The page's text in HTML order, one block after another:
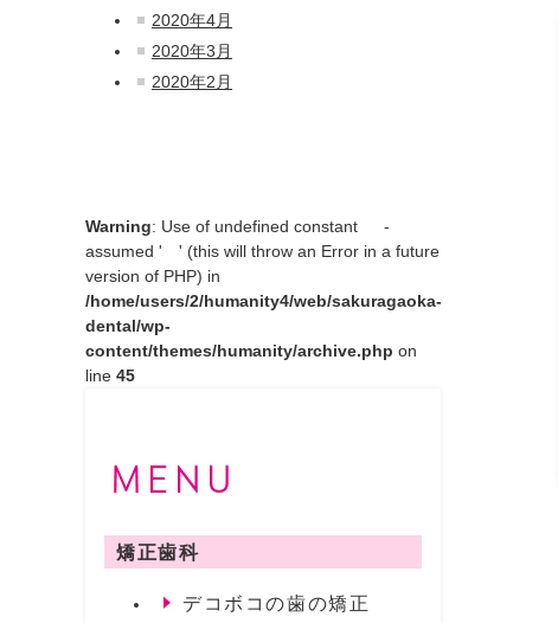
2020年4月
2020年3月
2020年2月
Warning: Use of undefined constant -
assumed ' ' (this will throw an Error in a future
version of PHP) in
/home/users/2/humanity4/web/sakuragaoka-
dental/wp-
content/themes/humanity/archive.php on
line 45
矯正歯科
デコボコの歯の矯正